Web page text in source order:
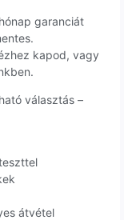
garanciát
kapod, vagy
választás –
átvétel